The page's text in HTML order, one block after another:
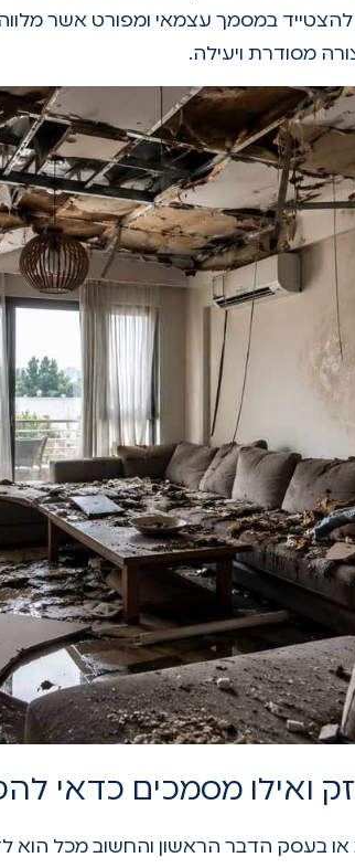
להצטייד במסמך עצמאי ומפורט אשר
מסודרת ויעילה.
ואילו מסמכים כדאי
בעסק הדבר הראשון והחשוב מכל הוא